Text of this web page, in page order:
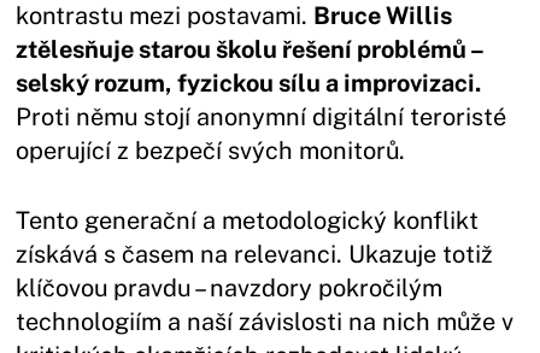
kontrastu mezi postavami. Bruce Willis
ztělesňuje starou školu řešení problémů –
selský rozum, fyzickou sílu a improvizaci.
Proti němu stojí anonymní digitální teroristé
operující z bezpečí svých monitorů.
Tento generační a metodologický konflikt
získává s časem na relevanci. Ukazuje totiž
klíčovou pravdu – navzdory pokročilým
technologiím a naší závislosti na nich může v